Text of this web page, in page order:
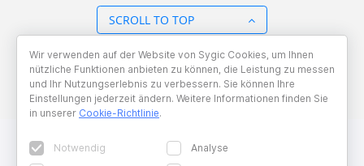
SCROLL TO TOP
BACK TO OVERVIEW
Wir verwenden auf der Website von Sygic Cookies, um Ihnen
nützliche Funktionen anbieten zu können, die Leistung zu messen
und Ihr Nutzungserlebnis zu verbessern. Sie können Ihre
Einstellungen jederzeit ändern. Weitere Informationen finden Sie
in unserer Cookie-Richtlinie.
Notwendig
Analyse